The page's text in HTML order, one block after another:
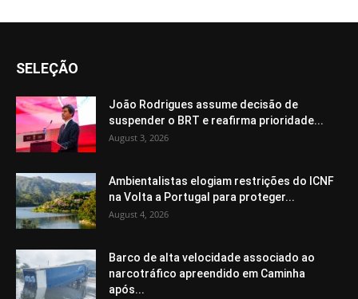
SELEÇÃO
João Rodrigues assume decisão de
suspender o BRT e reafirma prioridade...
August 3, 2026
Ambientalistas elogiam restrições do ICNF
na Volta a Portugal para proteger...
August 4, 2026
Barco de alta velocidade associado ao
narcotráfico apreendido em Caminha
após...